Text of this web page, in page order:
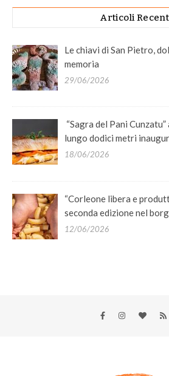
Articoli
Le chiavi di San Pietro,
memoria
29/06/2026
“Sagra del Pani
lungo dodici metri
18/06/2026
“Corleone libera e
seconda edizione nel
12/06/2026